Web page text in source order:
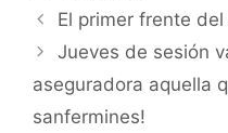
El primer frente del
Jueves de sesión
aseguradora aquella
sanfermines!